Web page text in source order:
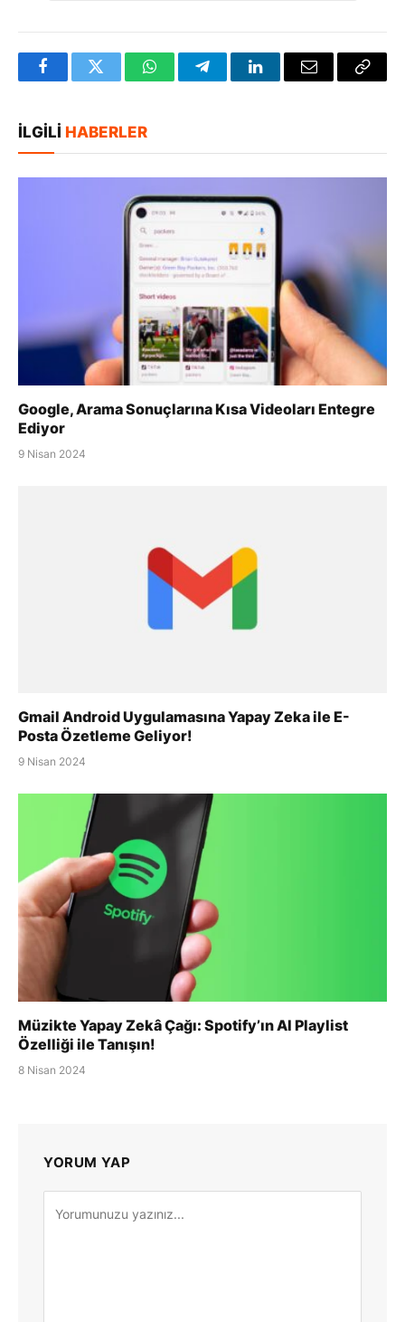
FacebookTwitter WhatsAppTelegramLinkedInE-
İLGILI HABERLER
Google, Arama Sonuçlarına Kısa Videoları Entegre
Ediyor
9 Nisan 2024
Gmail Android Uygulamasına Yapay Zeka ile E-
Posta Özetleme Geliyor!
9 Nisan 2024
Müzikte Yapay Zekâ Çağı: Spotify’ın AI Playlist
Özelliği ile Tanışın!
8 Nisan 2024
YORUM YAP